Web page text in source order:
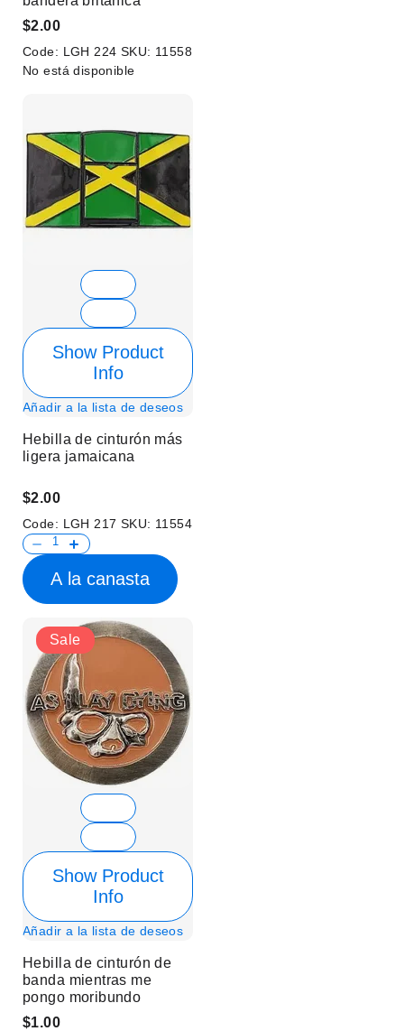
$2.00
Code: LGH 224 SKU: 11558
No está disponible
Show Product
Info
Añadir a la lista de deseos
Hebilla de cinturón más
ligera jamaicana
$2.00
Code: LGH 217 SKU: 11554
A la canasta
Sale
Show Product
Info
Añadir a la lista de deseos
Hebilla de cinturón de
banda mientras me
pongo moribundo
$1.00